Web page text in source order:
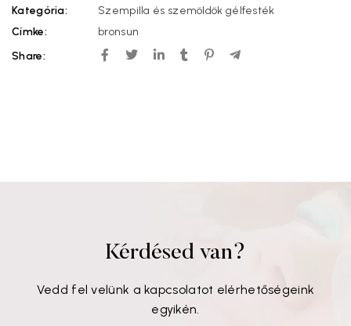
Kategória:
Szempilla és szemöldök gélfesték
Címke:
bronsun
Share:
Kérdésed van?
Vedd fel velünk a kapcsolatot elérhetőségeink
egyikén.